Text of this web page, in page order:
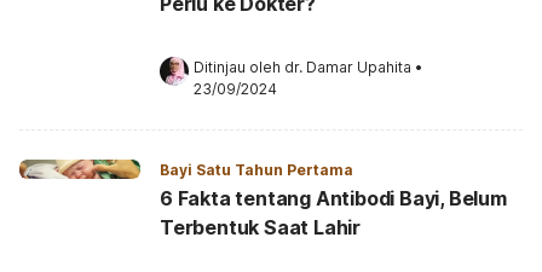
Ditinjau oleh dr. Damar Upahita •
23/09/2024
Bayi Satu Tahun Pertama
6 Fakta tentang Antibodi Bayi, Belum
Terbentuk Saat Lahir